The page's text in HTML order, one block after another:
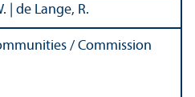
| de Lange, R.
/ Commission